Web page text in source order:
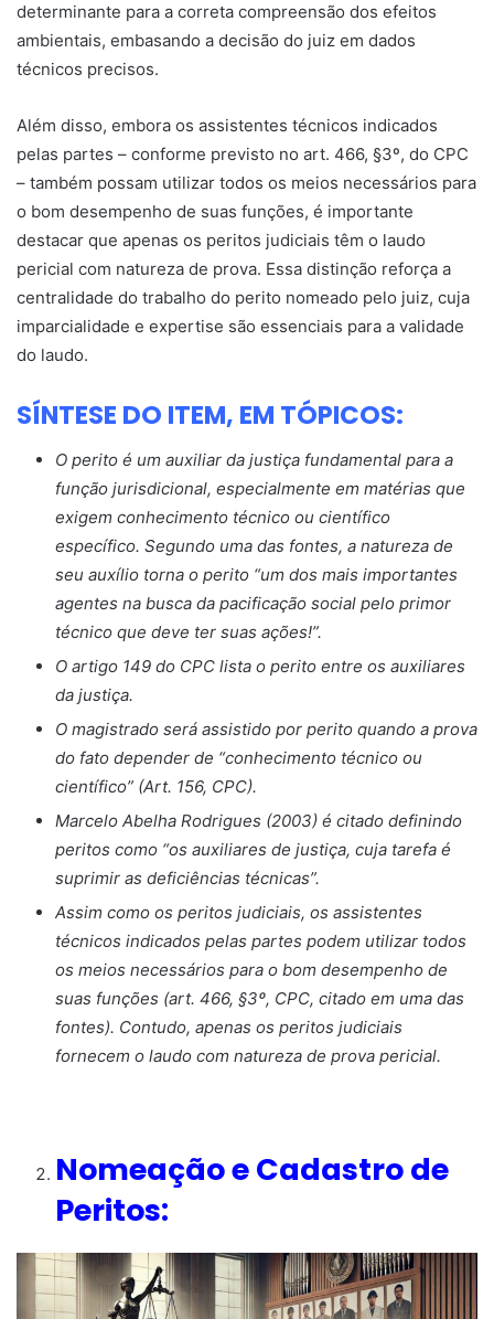
determinante para a correta compreensão dos efeitos
ambientais, embasando a decisão do juiz em dados
técnicos precisos.
Além disso, embora os assistentes técnicos indicados
pelas partes – conforme previsto no art. 466, §3º, do CPC
– também possam utilizar todos os meios necessários para
o bom desempenho de suas funções, é importante
destacar que apenas os peritos judiciais têm o laudo
pericial com natureza de prova. Essa distinção reforça a
centralidade do trabalho do perito nomeado pelo juiz, cuja
imparcialidade e expertise são essenciais para a validade
do laudo.
SÍNTESE DO ITEM, EM TÓPICOS:
O perito é um auxiliar da justiça fundamental para a
função jurisdicional, especialmente em matérias que
exigem conhecimento técnico ou científico
específico. Segundo uma das fontes, a natureza de
seu auxílio torna o perito “um dos mais importantes
agentes na busca da pacificação social pelo primor
técnico que deve ter suas ações!”.
O artigo 149 do CPC lista o perito entre os auxiliares
da justiça.
O magistrado será assistido por perito quando a prova
do fato depender de “conhecimento técnico ou
científico” (Art. 156, CPC).
Marcelo Abelha Rodrigues (2003) é citado definindo
peritos como “os auxiliares de justiça, cuja tarefa é
suprimir as deficiências técnicas”.
Assim como os peritos judiciais, os assistentes
técnicos indicados pelas partes podem utilizar todos
os meios necessários para o bom desempenho de
suas funções (art. 466, §3º, CPC, citado em uma das
fontes). Contudo, apenas os peritos judiciais
fornecem o laudo com natureza de prova pericial.
Nomeação e Cadastro de
Peritos: